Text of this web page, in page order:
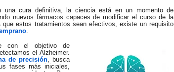
una cura definitiva, la ciencia está en un momento de
nuevos fármacos capaces de modificar el curso de la
que estos tratamientos sean efectivos, existe un requisito
.
con el objetivo de
el Alzheimer.
de precisión, busca
fases más iniciales,